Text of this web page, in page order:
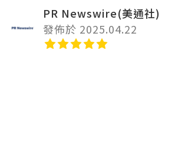
PR Newswire(美通社)
發佈於 2025.04.22